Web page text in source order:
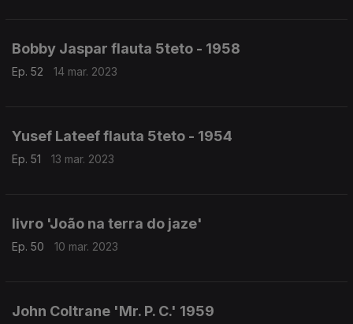
Bobby Jaspar flauta 5teto - 1958
Ep. 52 14 mar. 2023
Yusef Lateef flauta 5teto - 1954
Ep. 51 13 mar. 2023
livro 'João na terra do jaze'
Ep. 50 10 mar. 2023
John Coltrane 'Mr. P. C.' 1959